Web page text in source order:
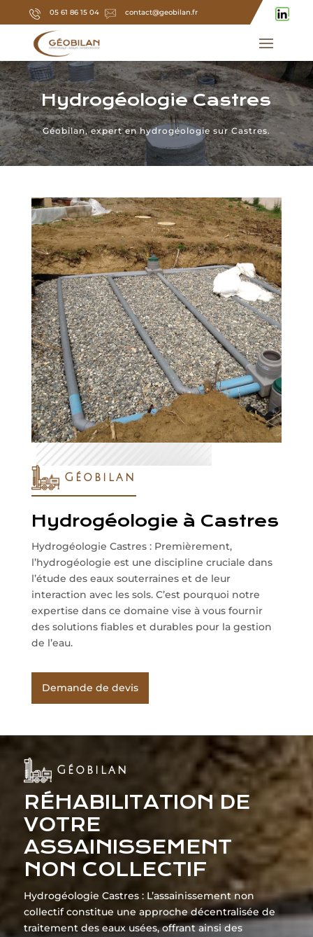
05 61 86 15 04 contact@geobilan.fr
Hydrogéologie Castres
Géobilan, expert en hydrogéologie sur Castres.
Géobilan
Hydrogéologie à Castres
Hydrogéologie Castres : Premièrement,
l’hydrogéologie est une discipline cruciale dans
l’étude des eaux souterraines et de leur
interaction avec les sols. C’est pourquoi notre
expertise dans ce domaine vise à vous fournir
des solutions fiables et durables pour la gestion
de l’eau.
Demande de devis
Géobilan
RÉHABILITATION DE
VOTRE
ASSAINISSEMENT
NON COLLECTIF
Hydrogéologie Castres : L’assainissement non
collectif constitue une approche décentralisée de
traitement des eaux usées, offrant ainsi des